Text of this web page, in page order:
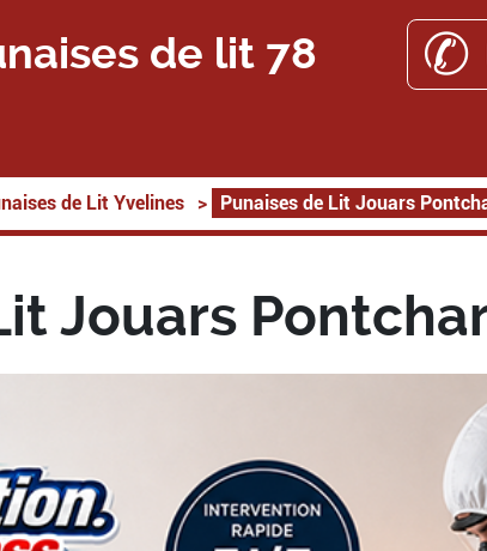
de lit 78 ✆
de Lit Yvelines > Punaises de Lit Jouars
Jouars